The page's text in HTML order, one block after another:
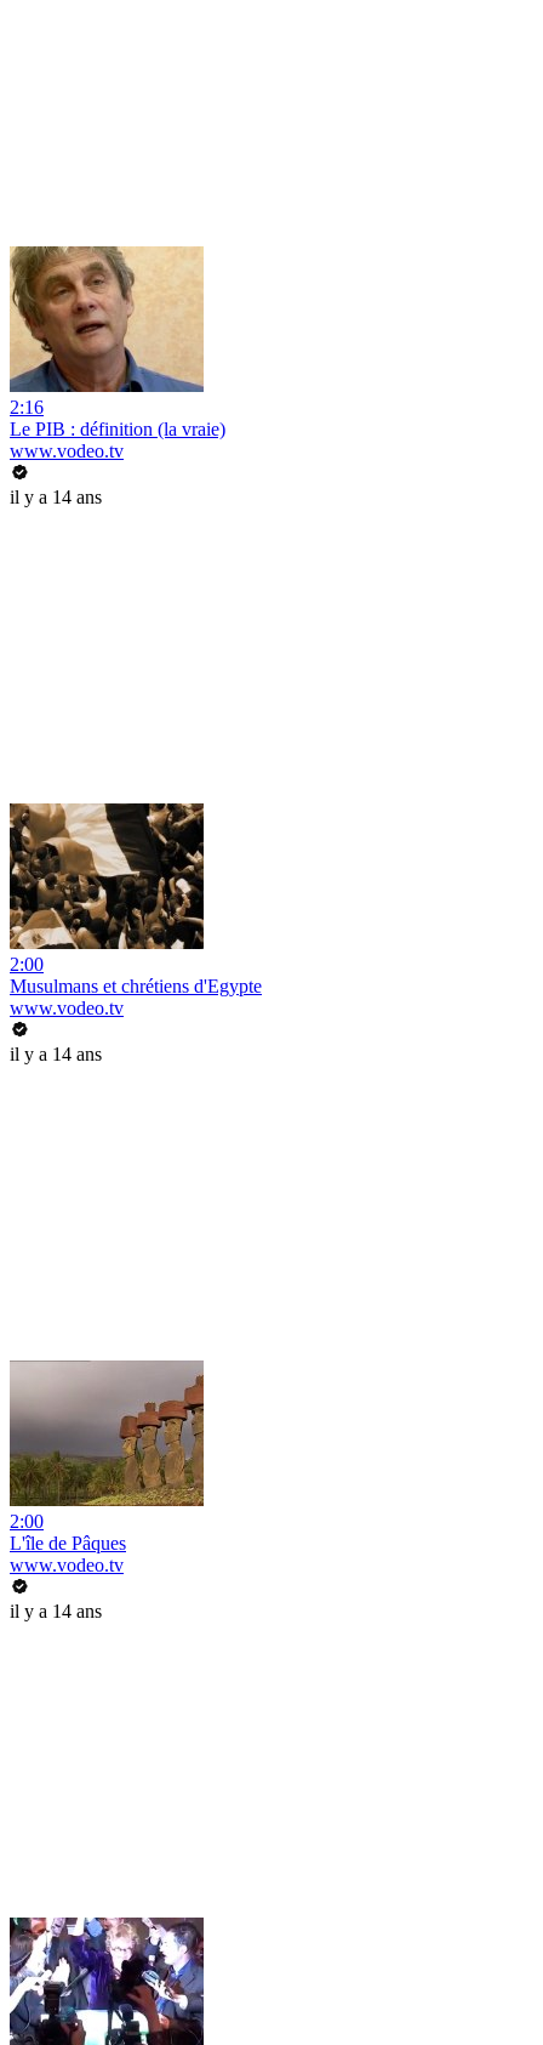
2:16
Le PIB : définition (la vraie)
www.vodeo.tv
il y a 14 ans
2:00
Musulmans et chrétiens d'Egypte
www.vodeo.tv
il y a 14 ans
2:00
L'île de Pâques
www.vodeo.tv
il y a 14 ans